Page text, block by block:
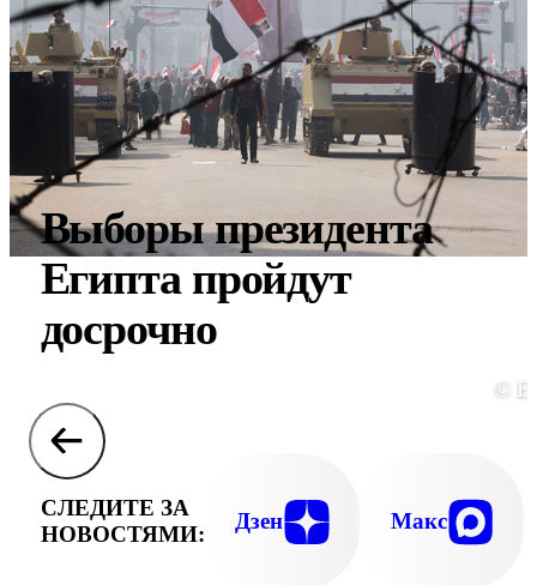
Выборы президента
Египта пройдут
досрочно
©
СЛЕДИТЕ ЗА
НОВОСТЯМИ:
Дзен Макс